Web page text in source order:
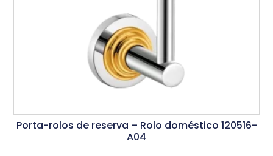
Porta-rolos de reserva – Rolo doméstico 120516-
A04